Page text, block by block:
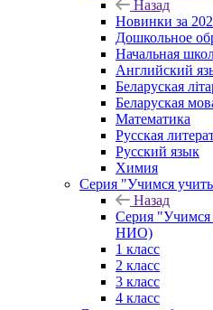
Назад
Новинки за
Дошкольное
Начальная
Английский
Беларуская
Беларуская
Математика
Русская
Русский язык
Химия
Серия "Учимся
Назад
Серия "Учимся
НИО)
1 класс
2 класс
3 класс
4 класс